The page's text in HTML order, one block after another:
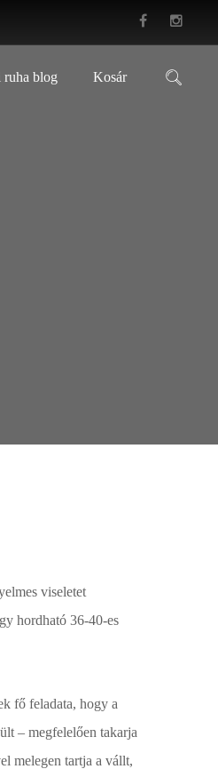
blog Kosár
viseletet
hordható 36-40-es
fő feladata, hogy a
– megfelelően takarja
melegen tartja a vállt,